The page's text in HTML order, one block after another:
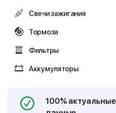
Свечи зажигания
Тормоза
Фильтры
Аккумуляторы
100% актуальные